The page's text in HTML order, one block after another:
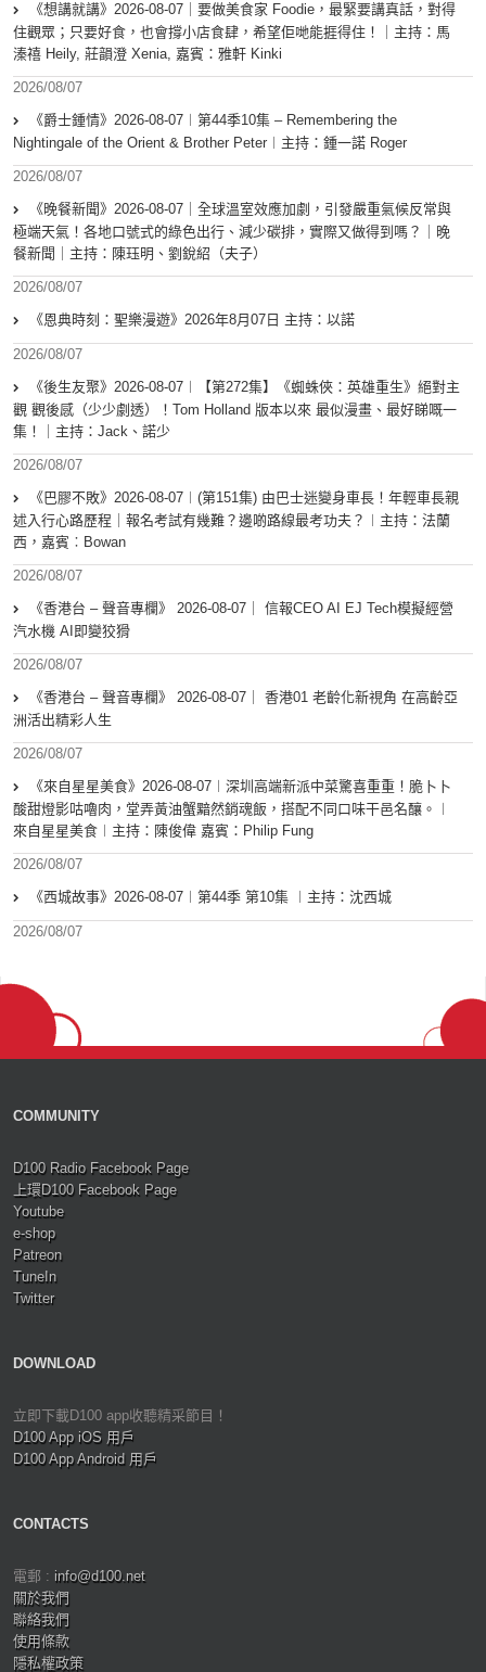
《想講就講》2026-08-07｜要做美食家 Foodie，最緊要講真話，對得
住觀眾；只要好食，也會撐小店食肆，希望佢哋能捱得住！｜主持：馬
溱禧 Heily, 莊韻澄 Xenia, 嘉賓：雅軒 Kinki
2026/08/07
《爵士鍾情》2026-08-07︱第44季10集 – Remembering the
Nightingale of the Orient & Brother Peter︱主持：鍾一諾 Roger
2026/08/07
《晚餐新聞》2026-08-07｜全球溫室效應加劇，引發嚴重氣候反常與
極端天氣！各地口號式的綠色出行、減少碳排，實際又做得到嗎？｜晚
餐新聞｜主持：陳珏明、劉銳紹（夫子）
2026/08/07
《恩典時刻：聖樂漫遊》2026年8月07日 主持：以諾
2026/08/07
《後生友聚》2026-08-07︱【第272集】《蜘蛛俠：英雄重生》絕對主
觀 觀後感（少少劇透）！Tom Holland 版本以來 最似漫畫、最好睇嘅一
集！｜主持：Jack、諾少
2026/08/07
《巴膠不敗》2026-08-07︱(第151集) 由巴士迷變身車長！年輕車長親
述入行心路歷程｜報名考試有幾難？邊啲路線最考功夫？︱主持：法蘭
西，嘉賓︰Bowan
2026/08/07
《香港台 – 聲音專欄》 2026-08-07｜ 信報CEO AI EJ Tech模擬經營
汽水機 AI即變狡猾
2026/08/07
《香港台 – 聲音專欄》 2026-08-07｜ 香港01 老齡化新視角 在高齡亞
洲活出精彩人生
2026/08/07
《來自星星美食》2026-08-07︱深圳高端新派中菜驚喜重重！脆卜卜
酸甜燈影咕嚕肉，堂弄黃油蟹黯然銷魂飯，搭配不同口味干邑名釀。︱
來自星星美食︱主持：陳俊偉 嘉賓：Philip Fung
2026/08/07
《西城故事》2026-08-07︱第44季 第10集 ︱主持：沈西城
2026/08/07
COMMUNITY
D100 Radio Facebook Page
上環D100 Facebook Page
Youtube
e-shop
Patreon
TuneIn
Twitter
DOWNLOAD
立即下載D100 app收聽精采節目！
D100 App iOS 用戶
D100 App Android 用戶
CONTACTS
電郵 : info@d100.net
關於我們
聯絡我們
使用條款
隱私權政策